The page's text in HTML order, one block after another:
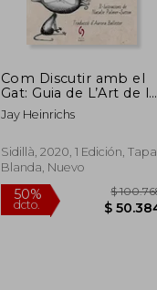
50%
dcto.
Com Discutir amb el
Gat: Guia de L’Art de la
Persuasió per a
Humans: 8 (Busca-
Jay Heinrichs
Sidillà, 2020, 1 Edición, Tapa
Blanda, Nuevo